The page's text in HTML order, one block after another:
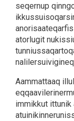
seqernup
atorlugit
Aammattaaq
immikkut